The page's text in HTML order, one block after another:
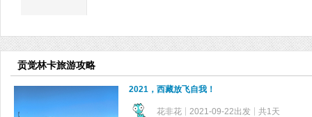
贡觉林卡旅游攻略
2021，西藏放飞自我！
花非花 2021-09-22出发 共1天